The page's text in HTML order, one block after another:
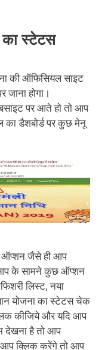
का स्टेटस
की ऑफिसियल साइट
जाना होगा।
पर आते हो तो आप
का डैशबोर्ड पर कुछ मेनू
ऑप्शन जैसे ही आप
के सामने कुछ ऑप्शन
लिस्ट, नया
योजना का स्टेटस चेक
कीजिये और यदि आप
देखना है तो आप
आप क्लिक करेंगे तो आप